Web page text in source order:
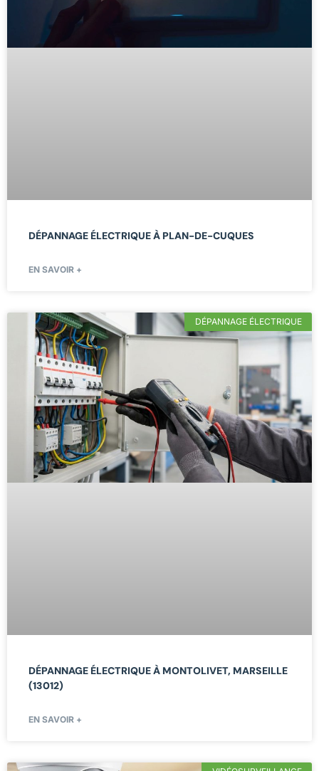
DÉPANNAGE ÉLECTRIQUE À PLAN-DE-CUQUES
EN SAVOIR +
DÉPANNAGE ÉLECTRIQUE
DÉPANNAGE ÉLECTRIQUE À MONTOLIVET, MARSEILLE
(13012)
EN SAVOIR +